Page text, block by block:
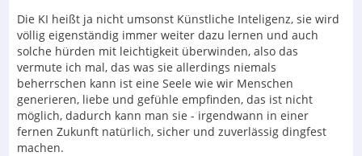
Die KI heißt ja nicht umsonst Künstliche Inteligenz, sie wird
völlig eigenständig immer weiter dazu lernen und auch
solche hürden mit leichtigkeit überwinden, also das
vermute ich mal, das was sie allerdings niemals
beherrschen kann ist eine Seele wie wir Menschen
generieren, liebe und gefühle empfinden, das ist nicht
möglich, dadurch kann man sie - irgendwann in einer
fernen Zukunft natürlich, sicher und zuverlässig dingfest
machen.